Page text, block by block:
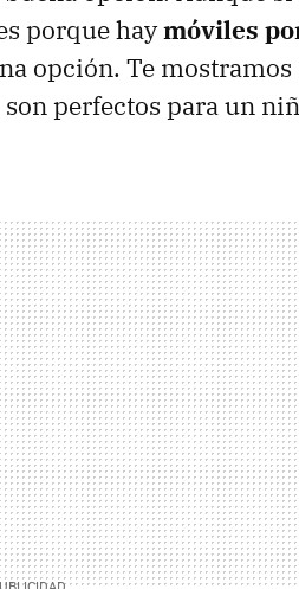
porque haymóviles
opción. Te mostramos
perfectos para un